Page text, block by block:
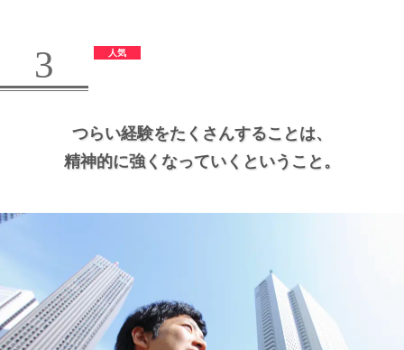
3
つらい経験をたくさんすることは、
精神的に強くなっていくということ。